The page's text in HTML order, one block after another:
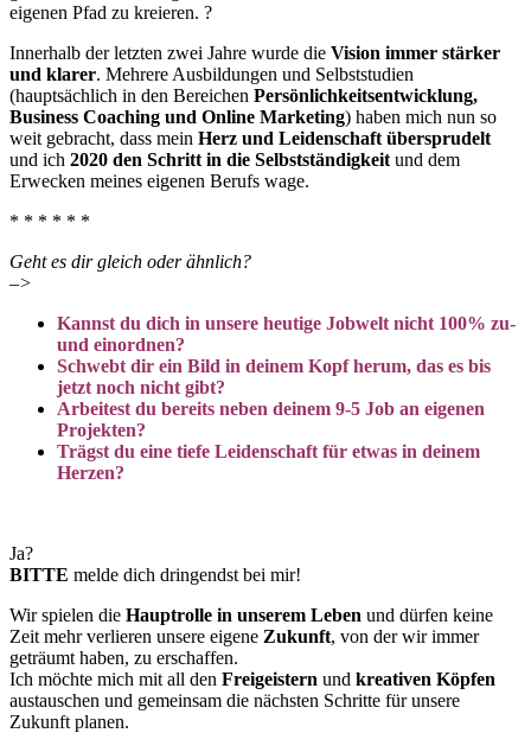
eigenen Pfad zu kreieren. ?
Innerhalb der letzten zwei Jahre wurde die Vision immer stärker
und klarer. Mehrere Ausbildungen und Selbststudien
(hauptsächlich in den Bereichen Persönlichkeitsentwicklung,
Business Coaching und Online Marketing) haben mich nun so
weit gebracht, dass mein Herz und Leidenschaft übersprudelt
und ich 2020 den Schritt in die Selbstständigkeit und dem
Erwecken meines eigenen Berufs wage.
* * * * * *
Geht es dir gleich oder ähnlich?
–>
Kannst du dich in unsere heutige Jobwelt nicht 100% zu-
und einordnen?
Schwebt dir ein Bild in deinem Kopf herum, das es bis
jetzt noch nicht gibt?
Arbeitest du bereits neben deinem 9-5 Job an eigenen
Projekten?
Trägst du eine tiefe Leidenschaft für etwas in deinem
Herzen?
Ja?
BITTE melde dich dringendst bei mir!
Wir spielen die Hauptrolle in unserem Leben und dürfen keine
Zeit mehr verlieren unsere eigene Zukunft, von der wir immer
geträumt haben, zu erschaffen.
Ich möchte mich mit all den Freigeistern und kreativen Köpfen
austauschen und gemeinsam die nächsten Schritte für unsere
Zukunft planen.